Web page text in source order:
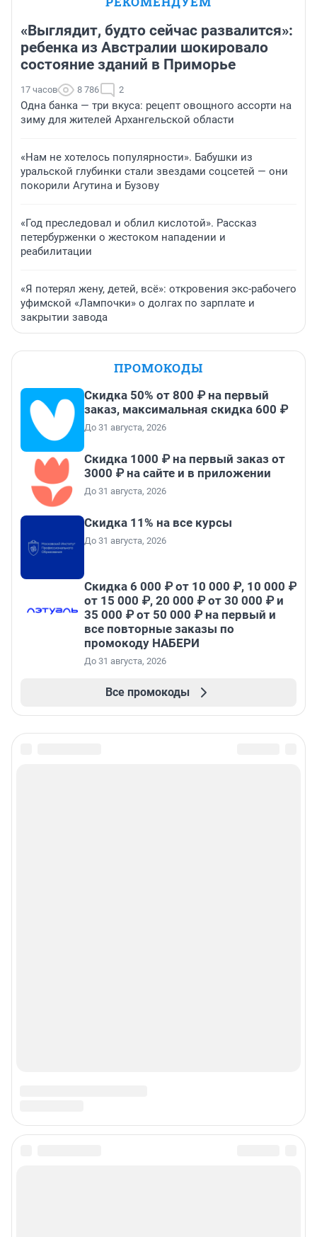
«Выглядит, будто сейчас развалится»:
ребенка из Австралии шокировало
состояние зданий в Приморье
17 часов 8 786 2
Одна банка — три вкуса: рецепт овощного ассорти на
зиму для жителей Архангельской области
«Нам не хотелось популярности». Бабушки из
уральской глубинки стали звездами соцсетей — они
покорили Агутина и Бузову
«Год преследовал и облил кислотой». Рассказ
петербурженки о жестоком нападении и
реабилитации
«Я потерял жену, детей, всё»: откровения экс-рабочего
уфимской «Лампочки» о долгах по зарплате и
закрытии завода
ПРОМОКОДЫ
Скидка 50% от 800 ₽ на первый
заказ, максимальная скидка 600 ₽
До 31 августа, 2026
Скидка 1000 ₽ на первый заказ от
3000 ₽ на сайте и в приложении
До 31 августа, 2026
Скидка 11% на все курсы
До 31 августа, 2026
Скидка 6 000 ₽ от 10 000 ₽, 10 000 ₽
от 15 000 ₽, 20 000 ₽ от 30 000 ₽ и
35 000 ₽ от 50 000 ₽ на первый и
все повторные заказы по
промокоду НАБЕРИ
До 31 августа, 2026
Все промокоды